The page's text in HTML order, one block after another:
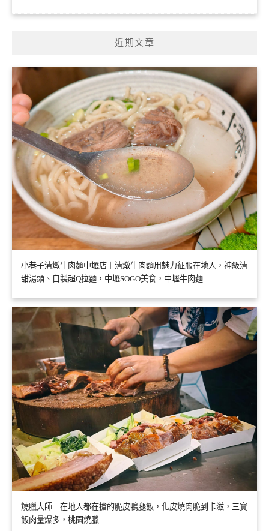
近期文章
小巷子清燉牛肉麵中壢店｜清燉牛肉麵用魅力征服在地人，神級清
甜湯頭、自製超Q拉麵，中壢SOGO美食，中壢牛肉麵
燒臘大師｜在地人都在搶的脆皮鴨腿飯，化皮燒肉脆到卡滋，三寶
飯肉量爆多，桃園燒臘